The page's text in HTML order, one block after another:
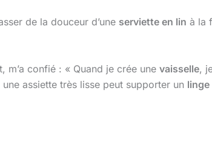
de la douceur d’une serviette en lin à la
m’a confié : « Quand je crée une vaisselle,
une assiette très lisse peut supporter un linge